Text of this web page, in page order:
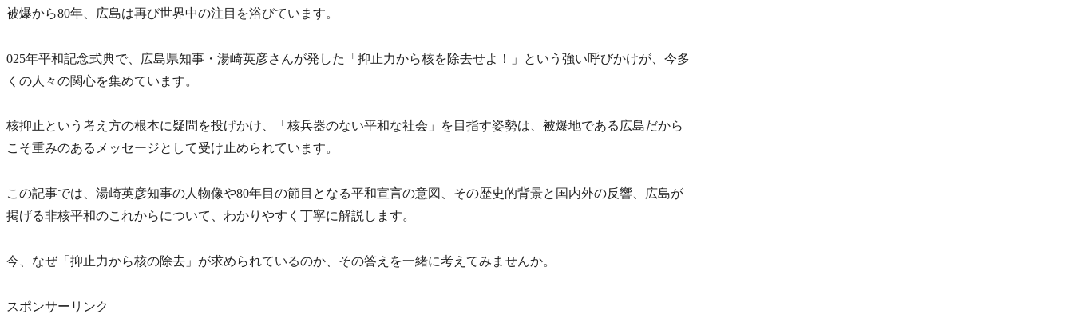
被爆から80年、広島は再び世界中の注目を浴びています。
025年平和記念式典で、広島県知事・湯崎英彦さんが発した「抑止力から核を除去せよ！」という強い呼びかけが、今多
くの人々の関心を集めています。
核抑止という考え方の根本に疑問を投げかけ、「核兵器のない平和な社会」を目指す姿勢は、被爆地である広島だから
こそ重みのあるメッセージとして受け止められています。
この記事では、湯崎英彦知事の人物像や80年目の節目となる平和宣言の意図、その歴史的背景と国内外の反響、広島が
掲げる非核平和のこれからについて、わかりやすく丁寧に解説します。
今、なぜ「抑止力から核の除去」が求められているのか、その答えを一緒に考えてみませんか。
スポンサーリンク